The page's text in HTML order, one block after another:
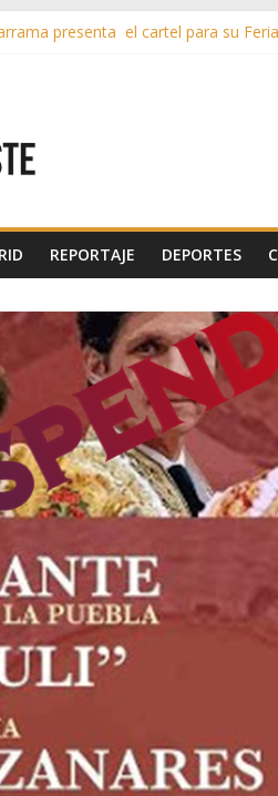
presenta el cartel para su
de consumos inusuales de agua
REPORTAJE DEPORTES